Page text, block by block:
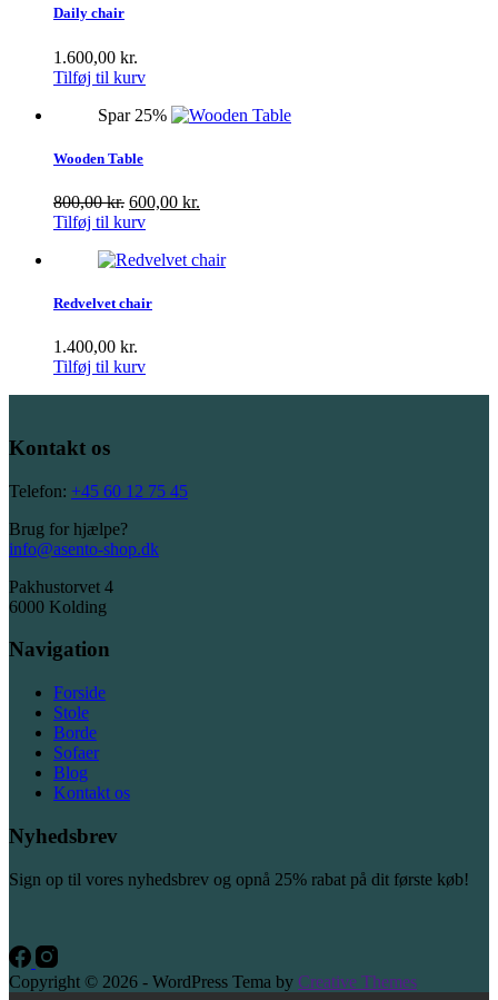
Daily chair
1.600,00 kr.
Tilføj til kurv
Spar 25%
Wooden Table
800,00kr. Den
oprindelige
var:
600,00 kr.
er:
Tilføj til kurv
Redvelvet chair
1.400,00 kr.
Tilføj til kurv
Kontakt os
Telefon: +45 60 12 75 45
Brug for hjælpe?
info@asento-shop.dk
Pakhustorvet 4
6000 Kolding
Navigation
Forside
Stole
Borde
Sofaer
Blog
Kontakt os
Nyhedsbrev
Sign op til vores nyhedsbrev og opnå 25% rabat på dit første køb!
Copyright © 2026 - WordPress Tema by Creative Themes